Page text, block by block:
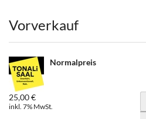
Vorverkauf
Normalpreis
25,00 €
inkl. 7% MwSt.